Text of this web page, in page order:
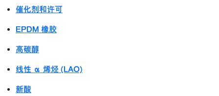
催化剂和许可
EPDM 橡胶
高碳醇
线性 α 烯烃 (LAO)
新酸